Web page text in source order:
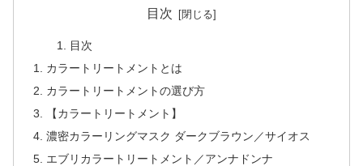
目次
目次
カラートリートメントとは
カラートリートメントの選び方
【カラートリートメント】
濃密カラーリングマスク ダークブラウン／サイオス
エブリカラートリートメント／アンナドンナ